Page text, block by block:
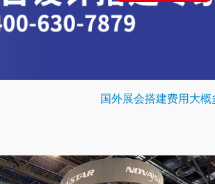
国外展会搭建费用大概